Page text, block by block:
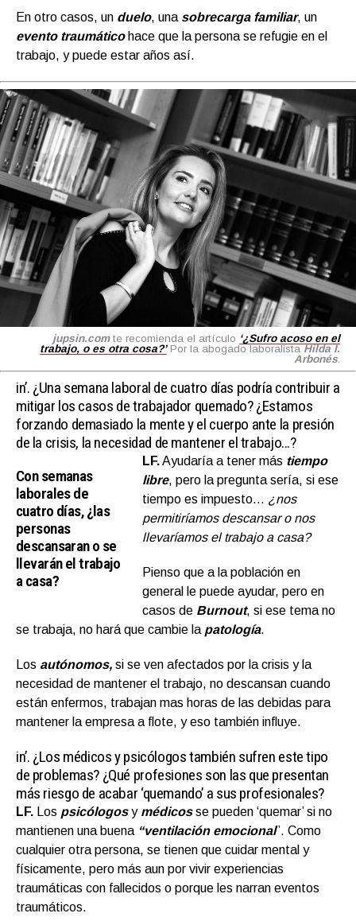
En otro casos, un duelo, una sobrecarga familiar, un
evento traumáticohace que la persona se refugie en el
trabajo, y puede estar años así.
jupsin.com te recomienda el artículo ‘¿Sufro acoso en el
trabajo, o es otra cosa?’Por la abogado laboralista Hilda I.
Arbonés.
in’. ¿Una semana laboral de cuatro días podría contribuir a
mitigar los casos de trabajador quemado? ¿Estamos
forzando demasiado la mente y el cuerpo ante la presión
de la crisis, la necesidad de mantener el trabajo…?
Con semanas
laborales de
cuatro días, ¿las
personas
descansaran o se
llevarán el trabajo
a casa?
LF.Ayudaría a tener más tiempo
libre, pero la pregunta sería, si ese
tiempo es impuesto… ¿nos
permitiríamos descansar o nos
llevaríamos el trabajo a casa?
Pienso que a la población en
general le puede ayudar, pero en
casos de Burnout, si ese tema no
se trabaja, no hará que cambie la patología.
Los autónomos, si se ven afectados por la crisis y la
necesidad de mantener el trabajo, no descansan cuando
están enfermos, trabajan mas horas de las debidas para
mantener la empresa a flote, y eso también influye.
in’. ¿Los médicos y psicólogos también sufren este tipo
de problemas? ¿Qué profesiones son las que presentan
más riesgo de acabar ‘quemando’ a sus profesionales?
LF. Los psicólogosy médicosse pueden ‘quemar’ si no
mantienen una buena “ventilación emocional”. Como
cualquier otra persona, se tienen que cuidar mental y
físicamente, pero más aun por vivir experiencias
traumáticas con fallecidos o porque les narran eventos
traumáticos.